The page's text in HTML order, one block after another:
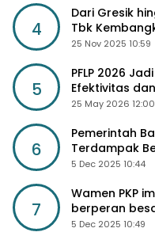
4
Dari Gresik
Tbk
Depan
25 Nov 2025 10:59
5
PFLP 2026
Efektivitas
25 May 2026 12:00
6
Pemerintah
Terdampak
5 Dec 2025 10:44
7
Wamen PKP
berperan
5 Dec 2025 10:49